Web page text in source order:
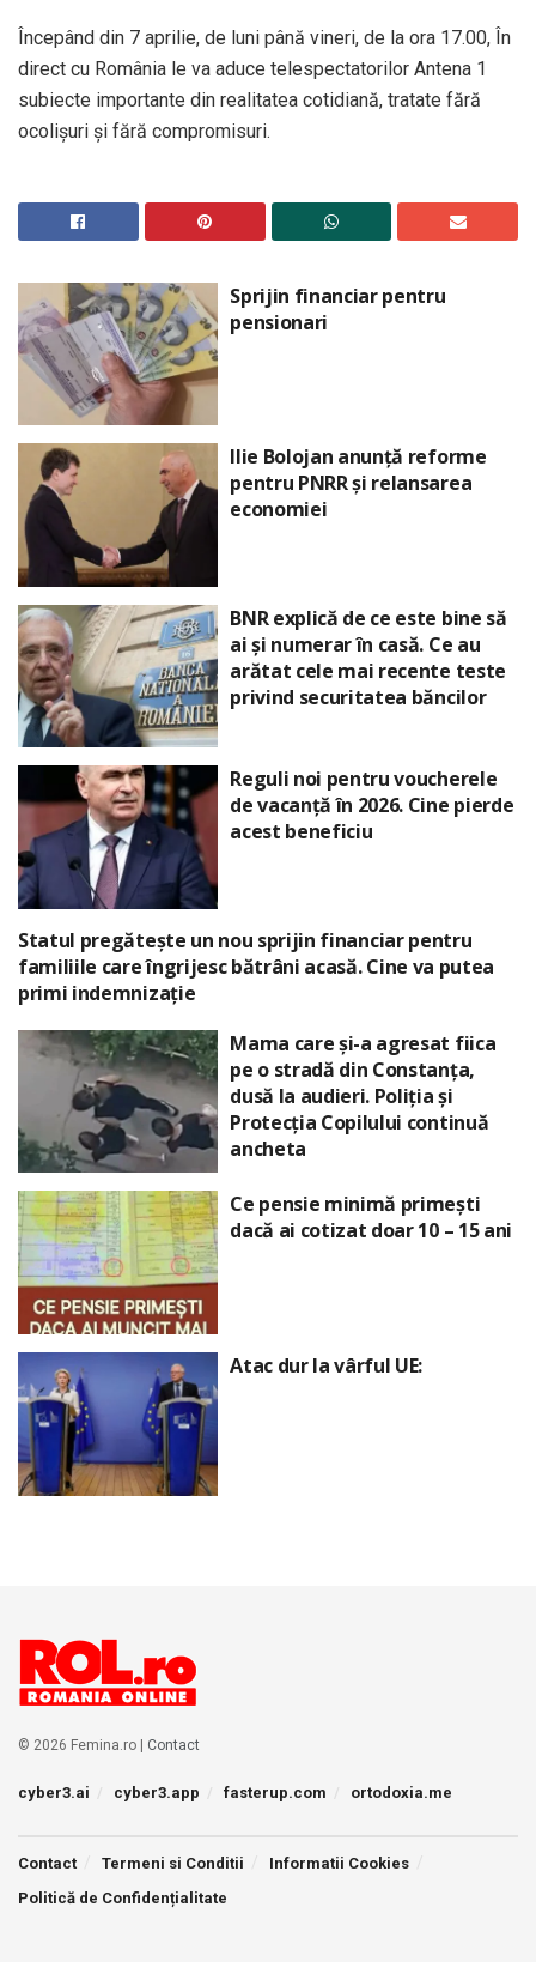
Începând din 7 aprilie, de luni până vineri, de la ora 17.00, În
direct cu România le va aduce telespectatorilor Antena 1
subiecte importante din realitatea cotidiană, tratate fără
ocolişuri şi fără compromisuri.
Sprijin financiar pentru
pensionari
Ilie Bolojan anunță reforme
pentru PNRR și relansarea
economiei
BNR explică de ce este bine să
ai și numerar în casă. Ce au
arătat cele mai recente teste
privind securitatea băncilor
Reguli noi pentru voucherele
de vacanță în 2026. Cine pierde
acest beneficiu
Statul pregătește un nou sprijin financiar pentru
familiile care îngrijesc bătrâni acasă. Cine va putea
primi indemnizație
Mama care și-a agresat fiica
pe o stradă din Constanța,
dusă la audieri. Poliția și
Protecția Copilului continuă
ancheta
Ce pensie minimă primești
dacă ai cotizat doar 10 – 15 ani
Atac dur la vârful UE:
© 2026 Femina.ro | Contact
cyber3.ai cyber3.app fasterup.com ortodoxia.me
Contact Termeni si Conditii
Informatii Cookies
Politică de Confidențialitate